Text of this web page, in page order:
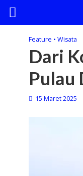
Feature • Wisata
Dari
Pulau
15 Maret 2025